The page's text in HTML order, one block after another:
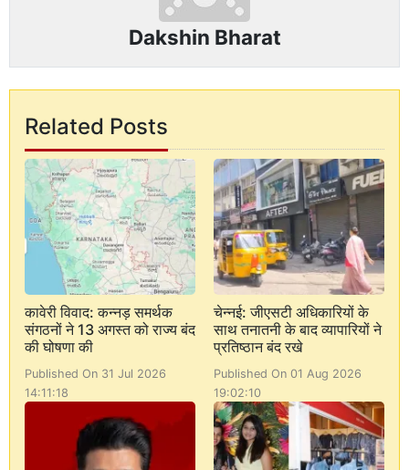
Dakshin Bharat
Related Posts
कावेरी विवाद: कन्नड़ समर्थक
संगठनों ने 13 अगस्त को राज्य बंद
की घोषणा की
Published On 31 Jul 2026
14:11:18
चेन्नई: जीएसटी अधिकारियों के
साथ तनातनी के बाद व्यापारियों ने
प्रतिष्ठान बंद रखे
Published On 01 Aug 2026
19:02:10